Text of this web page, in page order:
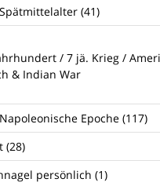
(41)
/ 7 jä. Krieg /
& Indian War
Epoche (117)
(28)
persönlich (1)